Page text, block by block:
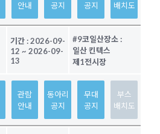
안내
공지
공지
배치도
기간 :2026-09-
12 ~ 2026-09-
13
#9코일산장소 :
일산 킨텍스
제1전시장
관람
안내
동아리
공지
무대
공지
부스
배치도